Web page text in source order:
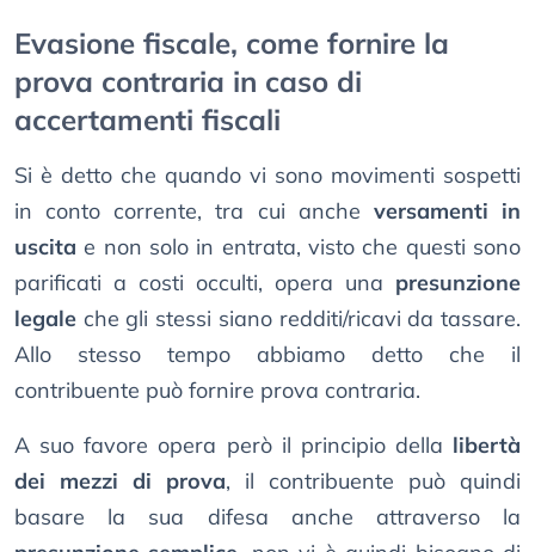
Evasione fiscale, come fornire la
prova contraria in caso di
accertamenti fiscali
Si è detto che quando vi sono movimenti sospetti
in conto corrente, tra cui anche versamenti in
uscita e non solo in entrata, visto che questi sono
parificati a costi occulti, opera una presunzione
legale che gli stessi siano redditi/ricavi da tassare.
Allo stesso tempo abbiamo detto che il
contribuente può fornire prova contraria.
A suo favore opera però il principio della libertà
dei mezzi di prova, il contribuente può quindi
basare la sua difesa anche attraverso la